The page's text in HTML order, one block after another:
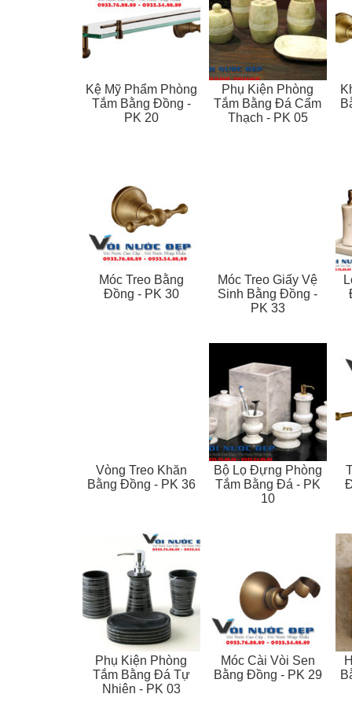
Kệ Mỹ Phẩm Phòng
Tắm Bằng Đồng -
PK 20
Phụ Kiện Phòng
Tắm Bằng Đá Cẩm
Thạch - PK 05
Móc Treo Bằng
Đồng - PK 30
Móc Treo Giấy Vệ
Sinh Bằng Đồng -
PK 33
Vòng Treo Khăn
Bằng Đồng - PK 36
Bộ Lọ Đựng Phòng
Tắm Bằng Đá - PK
10
Phụ Kiện Phòng
Tắm Bằng Đá Tự
Nhiên - PK 03
Móc Cài Vòi Sen
Bằng Đồng - PK 29